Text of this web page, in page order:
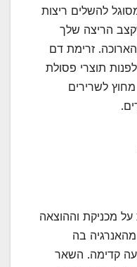
להשלים ריצות
הריצה שלך
זרימת דם
תוצרי פסולת
לשרירים
מכניקת וההוצאה
בה
קדימה. השאר